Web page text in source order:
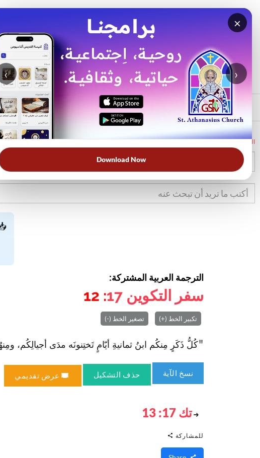
×
‹ ›
Download Now
بحث في
الأكثر بحثًا: خبزنا اليومي
الرئيسية
الرئيسية
الترجمة العربية المشتركة:
سفر التكوين 17
: 12
تكبير الخط (+) تصغير الخط (-)
"كُلُّ ذَكَرٍ مِنكُم ا‏بنُ ثمانيةِ أيّامٍ تَختِنونَه مدَى أجيالِكُم،
نسخ الآية حذف التشكيل عرض تقديمي
تك 17: 13
للمشاركة